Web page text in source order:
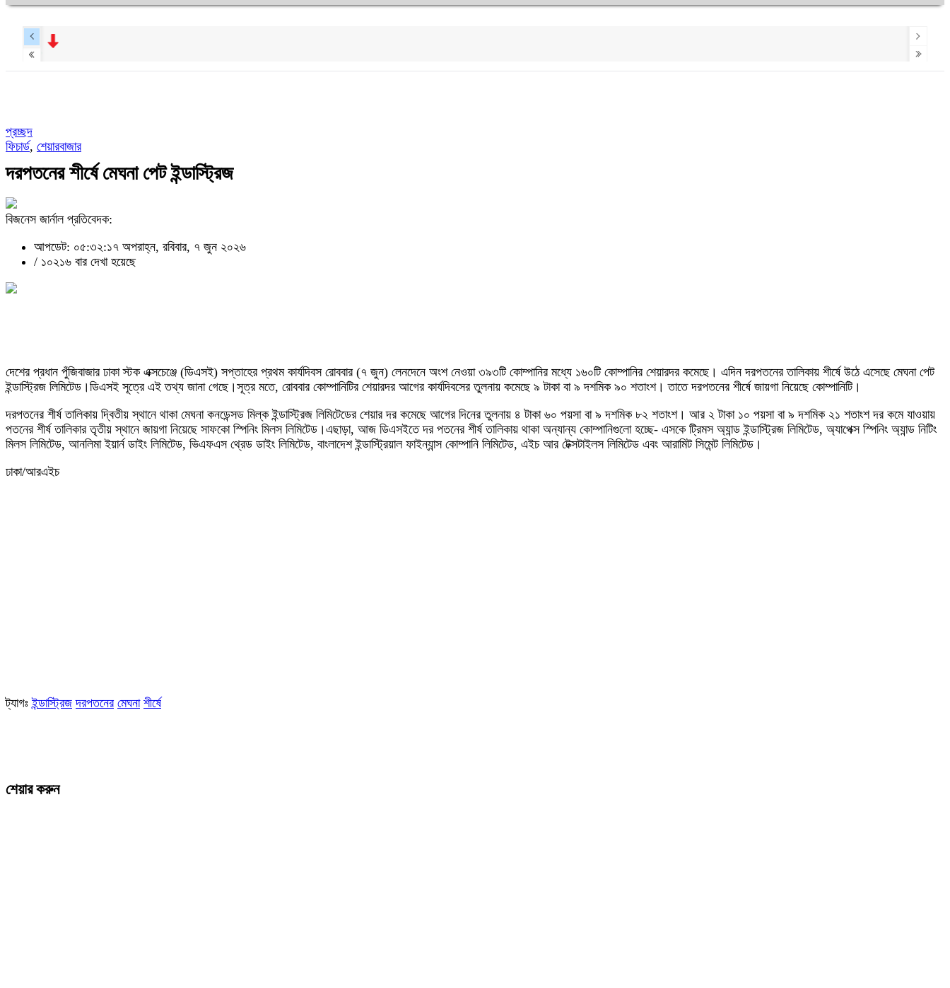
প্রচ্ছদ
ফিচার্ড, শেয়ারবাজার
দরপতনের শীর্ষে মেঘনা পেট ইন্ডাস্ট্রিজ
বিজনেস জার্নাল প্রতিবেদক:
আপডেট: ০৫:৩২:১৭ অপরাহ্ন, রবিবার, ৭ জুন ২০২৬
/ ১০২১৬ বার দেখা হয়েছে
দেশের প্রধান পুঁজিবাজার ঢাকা স্টক এক্সচেঞ্জে (ডিএসই) সপ্তাহের প্রথম কার্যদিবস রোববার (৭ জুন) লেনদেনে অংশ নেওয়া ৩৯৩টি কোম্পানির মধ্যে ১৬০টি কোম্পানির শেয়ারদর কমেছে। এদিন দরপতনের তালিকায় শীর্ষে উঠে এসেছে মেঘনা পেট
ইন্ডাস্ট্রিজ লিমিটেড।ডিএসই সূত্রে এই তথ্য জানা গেছে।সূত্র মতে, রোববার কোম্পানিটির শেয়ারদর আগের কার্যদিবসের তুলনায় কমেছে ৯ টাকা বা ৯ দশমিক ৯০ শতাংশ। তাতে দরপতনের শীর্ষে জায়গা নিয়েছে কোম্পানিটি।
দরপতনের শীর্ষ তালিকায় দ্বিতীয় স্থানে থাকা মেঘনা কনডেন্সড মিল্ক ইন্ডাস্ট্রিজ লিমিটেডের শেয়ার দর কমেছে আগের দিনের তুলনায় ৪ টাকা ৬০ পয়সা বা ৯ দশমিক ৮২ শতাংশ। আর ২ টাকা ১০ পয়সা বা ৯ দশমিক ২১ শতাংশ দর কমে যাওয়ায়
পতনের শীর্ষ তালিকার তৃতীয় স্থানে জায়গা নিয়েছে সাফকো স্পিনিং মিলস লিমিটেড।এছাড়া, আজ ডিএসইতে দর পতনের শীর্ষ তালিকায় থাকা অন্যান্য কোম্পানিগুলো হচ্ছে- এসকে ট্রিমস অ্যান্ড ইন্ডাস্ট্রিজ লিমিটেড, অ্যাপেক্স স্পিনিং অ্যান্ড নিটিং
মিলস লিমিটেড, আনলিমা ইয়ার্ন ডাইং লিমিটেড, ভিএফএস থ্রেড ডাইং লিমিটেড, বাংলাদেশ ইন্ডাস্ট্রিয়াল ফাইন্যান্স কোম্পানি লিমিটেড, এইচ আর টেক্সটাইলস লিমিটেড এবং আরামিট সিমেন্ট লিমিটেড।
ঢাকা/আরএইচ
ট্যাগঃইন্ডাস্ট্রিজ দরপতনের মেঘনা শীর্ষে
শেয়ার করুন